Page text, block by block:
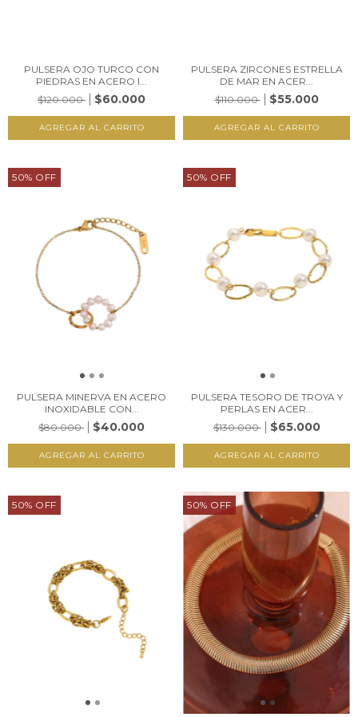
PULSERA OJO TURCO CON
PIEDRAS EN ACERO I...
$120.000
$60.000
PULSERA ZIRCONES ESTRELLA
DE MAR EN ACER...
$110.000
$55.000
50% OFF
PULSERA MINERVA EN ACERO
INOXIDABLE CON...
$80.000
$40.000
50% OFF
PULSERA TESORO DE TROYA Y
PERLAS EN ACER...
$130.000
$65.000
50% OFF 50% OFF